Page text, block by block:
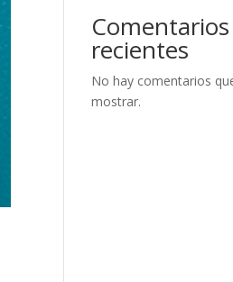
Comentarios
recientes
No hay comentarios
mostrar.